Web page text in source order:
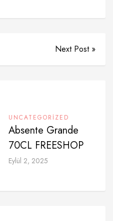
Next Post »
UNCATEGORIZED
Absente Grande
70CL FREESHOP
Eylül 2, 2025